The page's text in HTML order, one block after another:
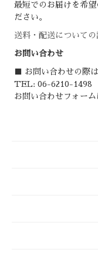
最短でのお届けを希
ださい。
送料・配送についての
お問い合わせ
■ お問い合わせの際
TEL: 06-6210-1498
お問い合わせフォーム